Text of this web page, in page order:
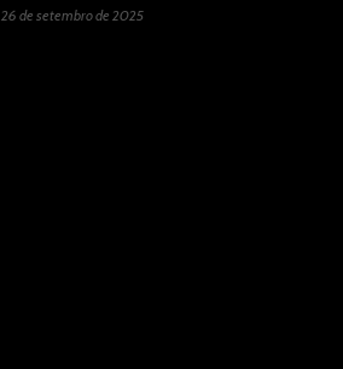
26 de setembro de 2025